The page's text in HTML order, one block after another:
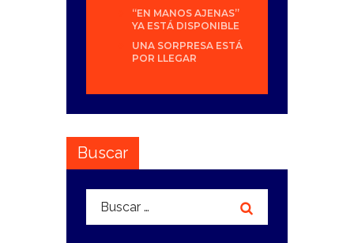
“EN MANOS AJENAS”
YA ESTÁ DISPONIBLE
UNA SORPRESA ESTÁ
POR LLEGAR
Buscar
Buscar: